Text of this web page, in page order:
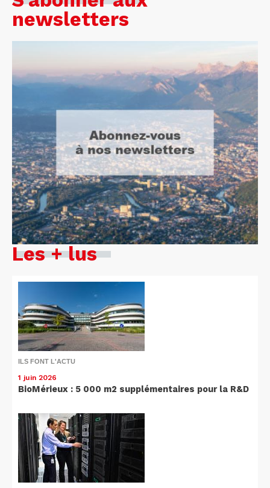
newsletters
Les + lus
ILS FONT L'ACTU
1 juin 2026
BioMérieux : 5 000 m2 supplémentaires pour la R&D